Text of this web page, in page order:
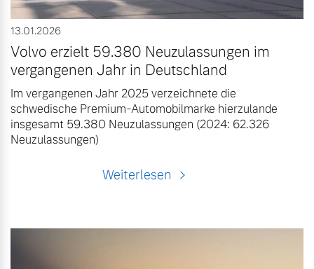
13.01.2026
Volvo erzielt 59.380 Neuzulassungen im
vergangenen Jahr in Deutschland
Im vergangenen Jahr 2025 verzeichnete die
schwedische Premium-Automobilmarke hierzulande
insgesamt 59.380 Neuzulassungen (2024: 62.326
Neuzulassungen)
Weiterlesen